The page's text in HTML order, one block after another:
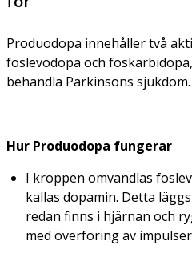
Produodopa innehåller två
foslevodopa och
behandla Parkinsons sjukdom.
Hur Produodopa fungerar
I kroppen omvandlas
kallas dopamin. Detta
redan finns i hjärnan och
med överföring av